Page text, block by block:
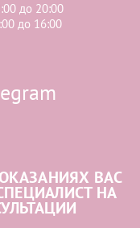
до 20:00
до 16:00
ВАС
НА